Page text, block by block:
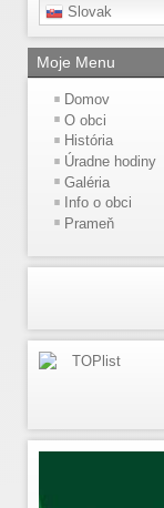
Slovak
Moje Menu
Domov
O obci
História
Úradne hodiny
Galéria
Info o obci
Prameň